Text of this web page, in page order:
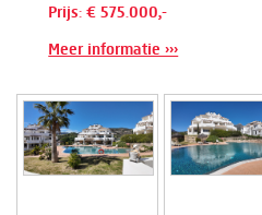
Prijs: € 575.000,-
Meer informatie ›››